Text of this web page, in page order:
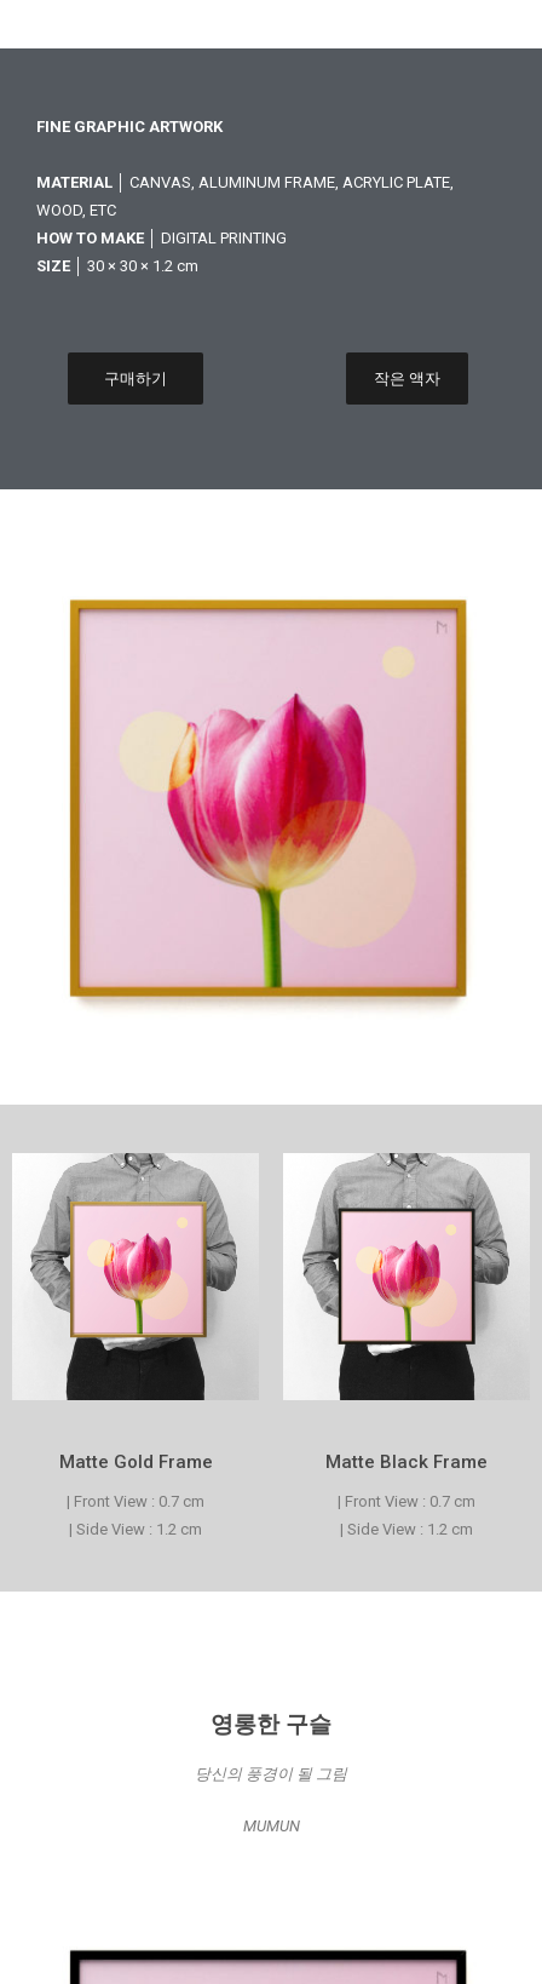
FINE GRAPHIC ARTWORK
MATERIAL │ CANVAS, ALUMINUM FRAME, ACRYLIC PLATE,
WOOD, ETC
HOW TO MAKE │ DIGITAL PRINTING
SIZE │ 30 × 30 × 1.2 cm
구매하기 작은 액자
Matte Gold Frame
| Front View : 0.7 cm
| Side View : 1.2 cm
Matte Black Frame
| Front View : 0.7 cm
| Side View : 1.2 cm
영롱한 구슬
당신의 풍경이 될 그림
MUMUN